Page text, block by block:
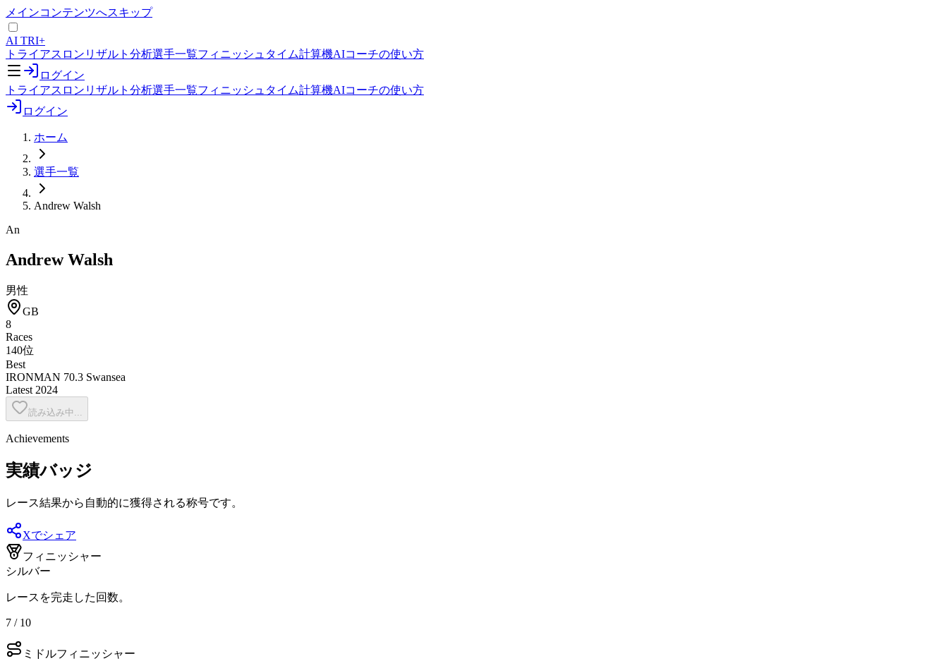
メインコンテンツへスキップ
AI TRI+
トライアスロンリザルト分析選手一覧フィニッシュタイム計算機AIコーチの使い方
ログイン
トライアスロンリザルト分析選手一覧フィニッシュタイム計算機AIコーチの使い方
ログイン
ホーム
選手一覧
Andrew Walsh
An
Andrew Walsh
男性
GB
8
Races
140位
Best
IRONMAN 70.3 Swansea
Latest 2024
読み込み中...
Achievements
実績バッジ
レース結果から自動的に獲得される称号です。
Xでシェア
フィニッシャー
シルバー
レースを完走した回数。
7 / 10
ミドルフィニッシャー